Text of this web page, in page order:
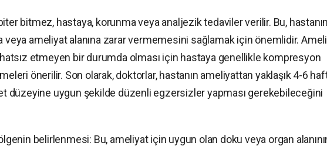
bitmez, hastaya, korunma veya analjezik tedaviler verilir. Bu, hastanın
ameliyat alanına zarar vermemesini sağlamak için önemlidir.
etmeyen bir durumda olması için hastaya genellikle kompresyon
önerilir. Son olarak, doktorlar, hastanın ameliyattan yaklaşık 4-6
düzeyine uygun şekilde düzenli egzersizler yapması gerekebileceğini
belirlenmesi: Bu, ameliyat için uygun olan doku veya organ